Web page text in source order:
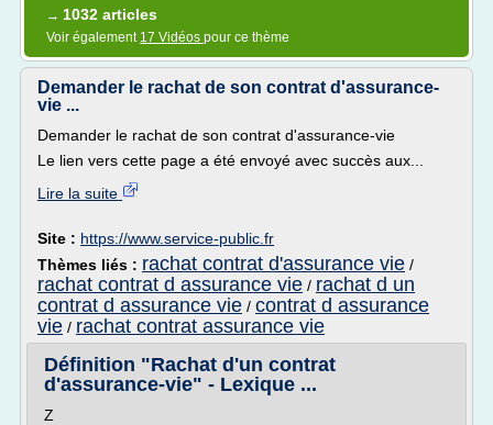
→ 1032 articles
Voir également 17 Vidéos pour ce thème
Demander le rachat de son contrat d'assurance-
vie ...
Demander le rachat de son contrat d'assurance-vie
Le lien vers cette page a été envoyé avec succès aux...
Lire la suite
Site : https://www.service-public.fr
Thèmes liés : rachat contrat d'assurance vie /
rachat contrat d assurance vie / rachat d un
contrat d assurance vie / contrat d assurance
vie / rachat contrat assurance vie
Définition "Rachat d'un contrat
d'assurance-vie" - Lexique ...
Z